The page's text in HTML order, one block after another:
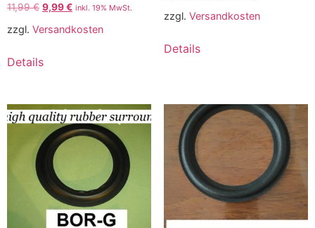
11,99€ 9,99€ inkl. 19% MwSt.
zzgl. Versandkosten
Details
zzgl. Versandkosten
Details